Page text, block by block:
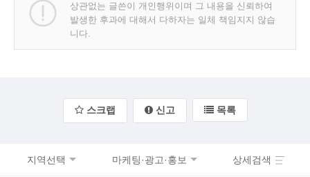
상관없는 글쓴이 개인행위이며 그 내용을 신뢰하여
발생한 후과에 대해서 다하자는 일체 책임지지 않습
니다.
스크랩 신고 목록
지역선택 마케팅·광고·홍보 상세검색